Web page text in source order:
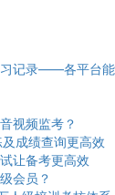
习记录——各平台能
视频监考？
成绩查询更高效
让备考更高效
会员？